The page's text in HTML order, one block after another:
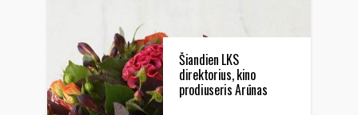
Šiandien LKS
direktorius, kino
prodiuseris Arūnas